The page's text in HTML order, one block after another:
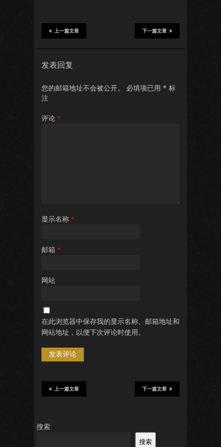
下一篇文章
上一篇文章
发表回复
您的邮箱地址不会被公开。 必填项已用 * 标
注
评论 *
显示名称 *
邮箱 *
网站
在此浏览器中保存我的显示名称、邮箱地址和
网站地址，以便下次评论时使用。
下一篇文章
上一篇文章
搜索
搜索